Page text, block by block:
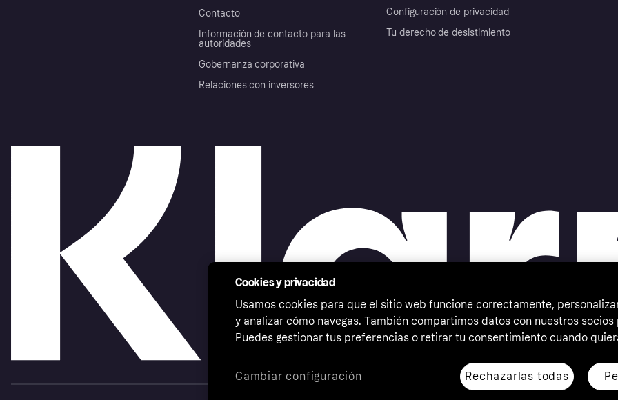
Contacto
Información de contacto para las
autoridades
Gobernanza corporativa
Relaciones con inversores
Configuración de privacidad
Tu derecho de desistimiento
Cookies y privacidad
Usamos cookies para que el sitio web funcione correctamente,
y analizar cómo navegas. También compartimos datos con nuestros
Puedes gestionar tus preferencias o retirar tu consentimiento cuando
Rechazarlas todas
Cambiar configuración